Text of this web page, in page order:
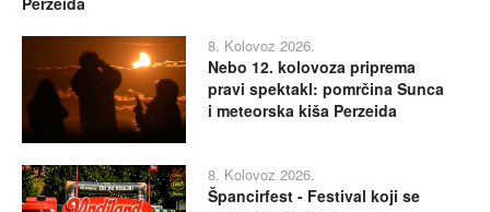
8. Kolovoz 2026.
Nebo 12. kolovoza priprema
pravi spektakl: pomrčina Sunca
i meteorska kiša Perzeida
8. Kolovoz 2026.
Špancirfest - Festival koji se